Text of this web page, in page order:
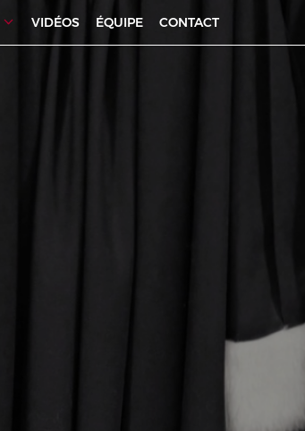
VIDÉOS ÉQUIPE CONTACT